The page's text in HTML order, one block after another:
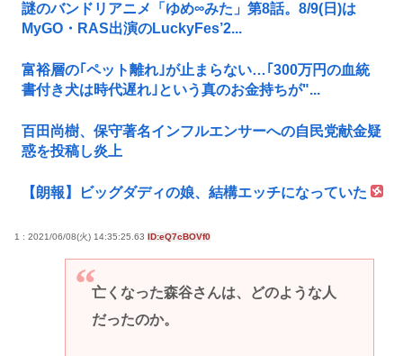
謎のバンドリアニメ「ゆめ∞みた」第8話。8/9(日)は
MyGO・RAS出演のLuckyFes’2...
富裕層の｢ペット離れ｣が止まらない…｢300万円の血統
書付き犬は時代遅れ｣という真のお金持ちが"...
百田尚樹、保守著名インフルエンサーへの自民党献金疑
惑を投稿し炎上
【朗報】ビッグダディの娘、結構エッチになっていた
1 : 2021/06/08(火) 14:35:25.63 ID:eQ7cBOVf0
亡くなった森谷さんは、どのような人
だったのか。